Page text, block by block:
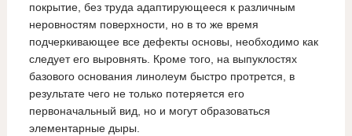
покрытие, без труда адаптирующееся к различным
неровностям поверхности, но в то же время
подчеркивающее все дефекты основы, необходимо как
следует его выровнять. Кроме того, на выпуклостях
базового основания линолеум быстро протрется, в
результате чего не только потеряется его
первоначальный вид, но и могут образоваться
элементарные дыры.